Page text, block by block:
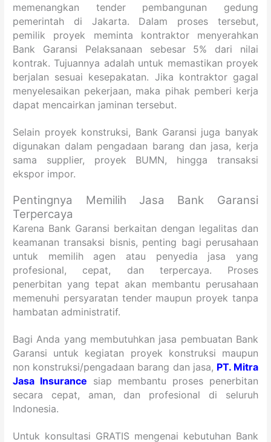
memenangkan tender pembangunan gedung
pemerintah di Jakarta. Dalam proses tersebut,
pemilik proyek meminta kontraktor menyerahkan
Bank Garansi Pelaksanaan sebesar 5% dari nilai
kontrak. Tujuannya adalah untuk memastikan proyek
berjalan sesuai kesepakatan. Jika kontraktor gagal
menyelesaikan pekerjaan, maka pihak pemberi kerja
dapat mencairkan jaminan tersebut.
Selain proyek konstruksi, Bank Garansi juga banyak
digunakan dalam pengadaan barang dan jasa, kerja
sama supplier, proyek BUMN, hingga transaksi
ekspor impor.
Pentingnya Memilih Jasa Bank Garansi
Terpercaya
Karena Bank Garansi berkaitan dengan legalitas dan
keamanan transaksi bisnis, penting bagi perusahaan
untuk memilih agen atau penyedia jasa yang
profesional, cepat, dan terpercaya. Proses
penerbitan yang tepat akan membantu perusahaan
memenuhi persyaratan tender maupun proyek tanpa
hambatan administratif.
Bagi Anda yang membutuhkan jasa pembuatan Bank
Garansi untuk kegiatan proyek konstruksi maupun
non konstruksi/pengadaan barang dan jasa, PT. Mitra
Jasa Insurance siap membantu proses penerbitan
secara cepat, aman, dan profesional di seluruh
Indonesia.
Untuk konsultasi GRATIS mengenai kebutuhan Bank